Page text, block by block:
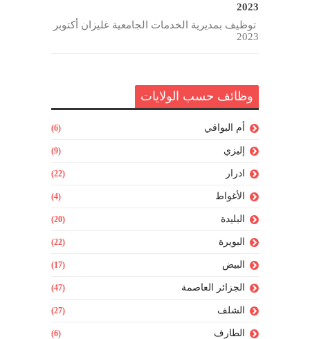
2023
توظيف بمديرية الخدمات الجامعية غليزان أكتوبر
2023
وظائف حسب الولايات
أم البواقي (6)
إليزي (9)
ادرار (22)
الأغواط (4)
البليدة (20)
البويرة (22)
البيض (17)
الجزائر العاصمة (47)
الشلف (27)
الطارف (6)